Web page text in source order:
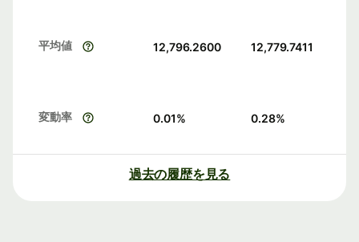
平均値 12,796.2600 12,779.7411
変動率 0.01% 0.28%
過去の履歴を見る